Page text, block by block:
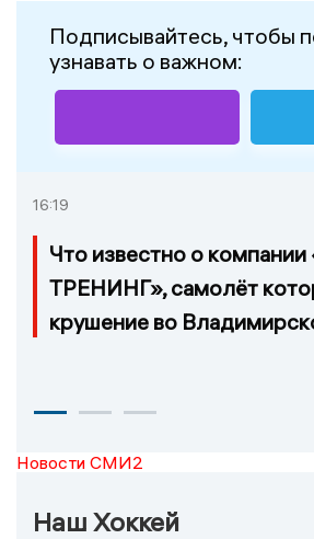
Подписывайтесь, чтобы
узнавать о важном:
16:19
Что известно о
ТРЕНИНГ», самолёт
крушение во
Новости СМИ2
Наш Хоккей